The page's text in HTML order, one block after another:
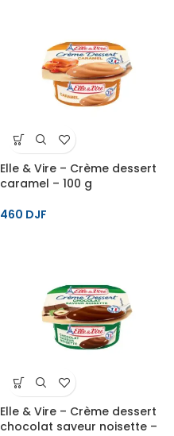
Elle & Vire – Crème dessert
caramel – 100 g
460 DJF
Elle & Vire – Crème dessert
chocolat saveur noisette –